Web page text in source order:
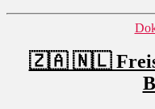
🇿🇦 🇳🇱